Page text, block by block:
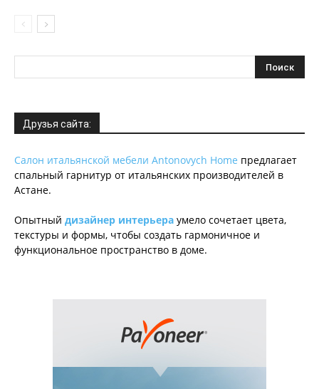
Друзья сайта:
Салон итальянской мебели Antonovych Home предлагает
спальный гарнитур от итальянских производителей в
Астане.
Опытный дизайнер интерьера умело сочетает цвета,
текстуры и формы, чтобы создать гармоничное и
функциональное пространство в доме.